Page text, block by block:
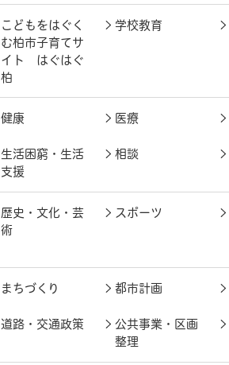
こどもをはぐく
む柏市子育てサ
イト はぐはぐ
柏
学校教育
健康 医療
生活困窮・生活
支援
相談
歴史・文化・芸
術
スポーツ
まちづくり 都市計画
道路・交通政策
公共事業・区画
整理